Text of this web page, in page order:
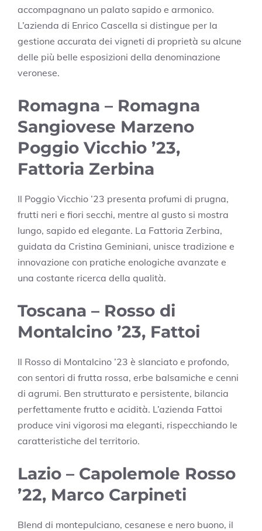
accompagnano un palato sapido e armonico.
L’azienda di Enrico Cascella si distingue per la
gestione accurata dei vigneti di proprietà su alcune
delle più belle esposizioni della denominazione
veronese.
Romagna – Romagna
Sangiovese Marzeno
Poggio Vicchio ’23,
Fattoria Zerbina
Il Poggio Vicchio ’23 presenta profumi di prugna,
frutti neri e fiori secchi, mentre al gusto si mostra
lungo, sapido ed elegante. La Fattoria Zerbina,
guidata da Cristina Geminiani, unisce tradizione e
innovazione con pratiche enologiche avanzate e
una costante ricerca della qualità.
Toscana – Rosso di
Montalcino ’23, Fattoi
Il Rosso di Montalcino ’23 è slanciato e profondo,
con sentori di frutta rossa, erbe balsamiche e cenni
di agrumi. Ben strutturato e persistente, bilancia
perfettamente frutto e acidità. L’azienda Fattoi
produce vini vigorosi ma eleganti, rispecchiando le
caratteristiche del territorio.
Lazio – Capolemole Rosso
’22, Marco Carpineti
Blend di montepulciano, cesanese e nero buono, il